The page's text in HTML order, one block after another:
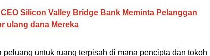
CEO Silicon Valley Bridge Bank Meminta Pelanggan
ulang dana Mereka
peluang untuk ruang terpisah di mana pencipta dan tokoh